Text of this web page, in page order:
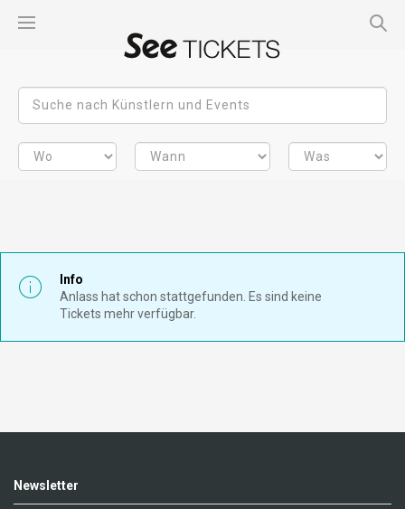
Info
Anlass hat schon stattgefunden. Es sind keine
Tickets mehr verfügbar.
Newsletter